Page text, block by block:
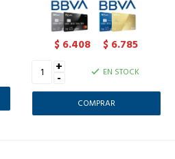
$ 6.408 $ 6.785
+
- EN STOCK